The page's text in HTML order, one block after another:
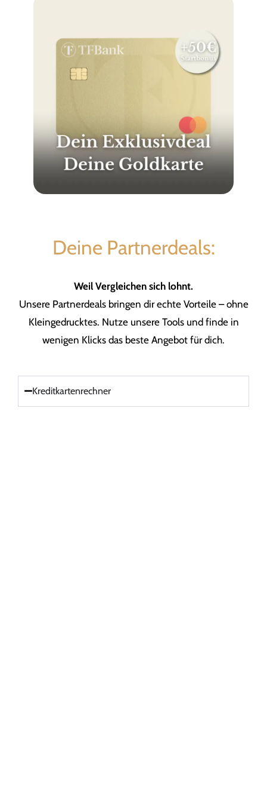
Deine Partnerdeals:
Weil Vergleichen sich lohnt.
Unsere Partnerdeals bringen dir echte Vorteile – ohne
Kleingedrucktes. Nutze unsere Tools und finde in
wenigen Klicks das beste Angebot für dich.
Kreditkartenrechner